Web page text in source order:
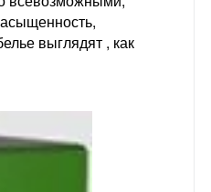
выглядят , как